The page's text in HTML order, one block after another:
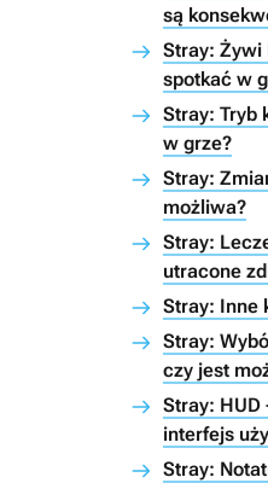
są
Stray: Żywi
spotkać w
Stray: Tryb
w grze?
Stray:
możliwa?
Stray:
utracone
Stray: Inne
Stray:
czy jest
Stray: HUD
interfejs
Stray: